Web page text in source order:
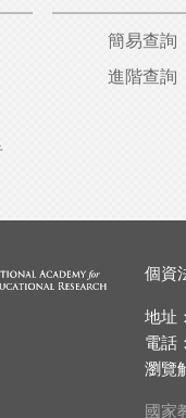
簡易查詢
進階查詢
個資
地址
電話
瀏覽
國家